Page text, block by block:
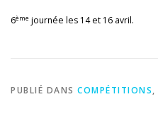
6ème journée les 14 et 16 avril.
PUBLIÉ DANS COMPÉTITIONS,